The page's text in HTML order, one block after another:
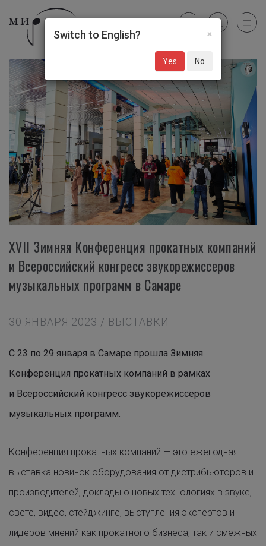
XVII Зимняя Конференция прокатных компаний
и Всероссийский конгресс звукорежиссеров
музыкальных программ в Самаре
30 ЯНВАРЯ 2023 / ВЫСТАВКИ
С 23 по 29 января в Самаре прошла Зимняя
Конференция прокатных компаний в рамках
и Всероссийский конгресс звукорежиссеров
музыкальных программ.
Конференция прокатных компаний — это ежегодная
выставка новинок оборудования от дистрибьюторов и
производителей, доклады о новых технологиях в звуке,
свете, видео, стейджинге, выступления экспертов и
лидеров мнений как прокатного бизнеса, так и смежных
×
Switch to English?
Yes No